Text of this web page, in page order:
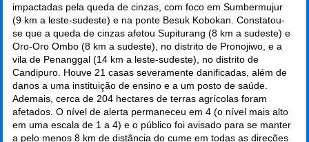
impactadas pela queda de cinzas, com foco em Sumbermujur
(9 km a leste-sudeste) e na ponte Besuk Kobokan. Constatou-
se que a queda de cinzas afetou Supiturang (8 km a sudeste) e
Oro-Oro Ombo (8 km a sudeste), no distrito de Pronojiwo, e a
vila de Penanggal (14 km a leste-sudeste), no distrito de
Candipuro. Houve 21 casas severamente danificadas, além de
danos a uma instituição de ensino e a um posto de saúde.
Ademais, cerca de 204 hectares de terras agrícolas foram
afetados. O nível de alerta permaneceu em 4 (o nível mais alto
em uma escala de 1 a 4) e o público foi avisado para se manter
a pelo menos 8 km de distância do cume em todas as direções